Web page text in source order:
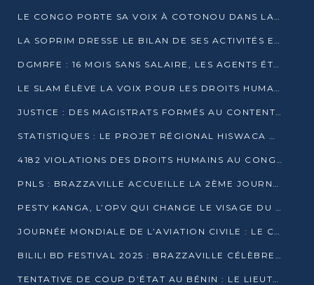
LE CONGO PORTE SA VOIX À COTONOU DANS LA LUTTE CONTRE LA TUBERCULOSE
LA SOPRIM DRESSE LE BILAN DE SES ACTIVITÉS ET FIXE DE NOUVELLES PRIORITÉS
DGMRFE : 16 MOIS SANS SALAIRE, LES AGENTS ÉTOUFFENT DANS LE SILENCE
LE SLAM ÉLÈVE LA VOIX POUR LES DROITS HUMAINS À BRAZZAVILLE
JUSTICE : DES MAGISTRATS FORMÉS AU CONTENTIEUX DE LA PROPRIÉTÉ INTELLECTUELLE
STATISTIQUES : LE PROJET RÉGIONAL HISWACA OFFICIELLEMENT LANCÉ AU CONGO
4182 VIOLATIONS DES DROITS HUMAINS AU CONGO EN 2025 SELON LE CAD
PNLS : BRAZZAVILLE ACCUEILLE LA 2ÈME JOURNÉE SCIENTIFIQUE SUR LE VIH/SIDA
PESTY KANGA, L’OPV QUI CHANGE LE VISAGE DU REPORTAGE AU CONGO
JOURNÉE MONDIALE DE L’AVIATION CIVILE : LE CONGO MISE SUR L’INNOVATION ET LA SÉCURITÉ
BILILI BD FESTIVAL 2025 : BRAZZAVILLE CÉLÈBRE DIX ANS DE CRÉATION GRAPHIQUE AFRICAINE
TENTATIVE DE COUP D’ÉTAT AU BÉNIN : LE LIEUTENANT-COLONEL TIGRI S’AUTOPROCLAME CHEF D’UN COMITÉ MILITAIRE